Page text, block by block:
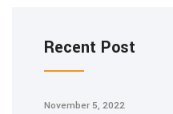
Recent Post
November 5, 2022